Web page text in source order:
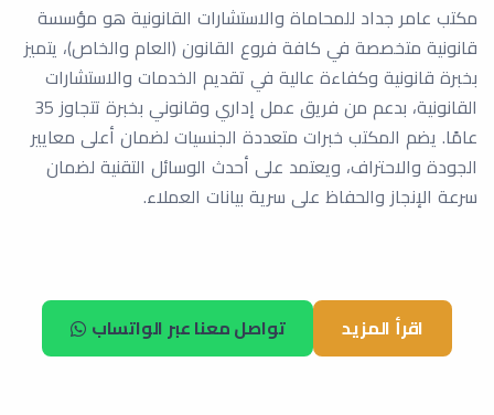
مكتب عامر جداد للمحاماة والاستشارات القانونية هو مؤسسة
قانونية متخصصة في كافة فروع القانون (العام والخاص)، يتميز
بخبرة قانونية وكفاءة عالية في تقديم الخدمات والاستشارات
القانونية، بدعم من فريق عمل إداري وقانوني بخبرة تتجاوز 35
عامًا. يضم المكتب خبرات متعددة الجنسيات لضمان أعلى معايير
الجودة والاحتراف، ويعتمد على أحدث الوسائل التقنية لضمان
سرعة الإنجاز والحفاظ على سرية بيانات العملاء.
اقرأ المزيد تواصل معنا عبر الواتساب